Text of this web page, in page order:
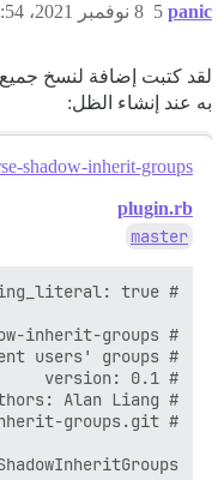
panic 8 نوفمبر 2021، 4:54م 5
لقد كتبت إضافة لنسخ
به عند إنشاء الظل:
shadow-inherit-groups
plugin.rb
master